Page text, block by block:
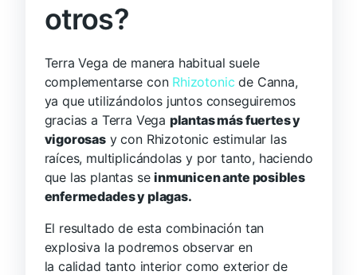
otros?
Terra Vega de manera habitual suele
complementarse con Rhizotonic de Canna,
ya que utilizándolos juntos conseguiremos
gracias a Terra Vega plantas más fuertes y
vigorosasy con Rhizotonic estimular las
raíces, multiplicándolas y por tanto, haciendo
que las plantas seinmunicen ante posibles
enfermedades y plagas.
El resultado de esta combinación tan
explosiva la podremos observar en
la calidad tanto interior como exterior de